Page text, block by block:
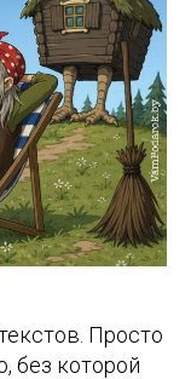
Просто
без которой